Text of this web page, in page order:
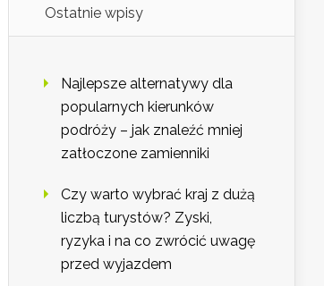
Ostatnie wpisy
Najlepsze alternatywy dla
popularnych kierunków
podróży – jak znaleźć mniej
zatłoczone zamienniki
Czy warto wybrać kraj z dużą
liczbą turystów? Zyski,
ryzyka i na co zwrócić uwagę
przed wyjazdem